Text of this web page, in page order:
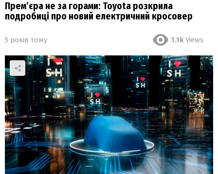
Прем’єра не за горами: Toyota розкрила
подробиці про новий електричний кросовер
5 років тому 1.1k Views